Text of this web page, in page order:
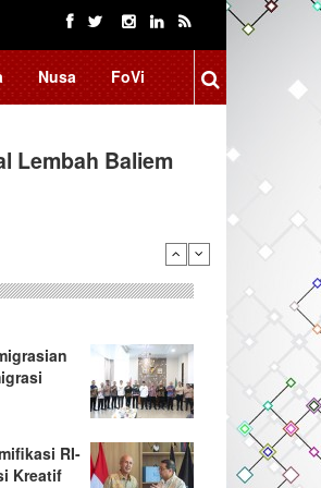
Nusa FoVi
Lembah Baliem
RI-
Kreatif